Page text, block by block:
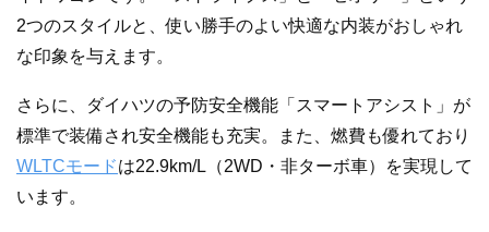
2つのスタイルと、使い勝手のよい快適な内装がおしゃれ
な印象を与えます。
さらに、ダイハツの予防安全機能「スマートアシスト」が
標準で装備され安全機能も充実。また、燃費も優れており
WLTCモードは22.9km/L（2WD・非ターボ車）を実現して
います。